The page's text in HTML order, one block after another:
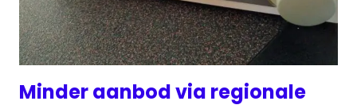
Minder aanbod via regionale